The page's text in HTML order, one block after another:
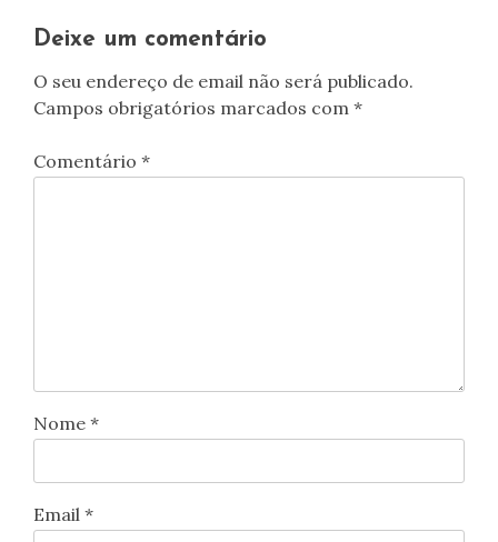
artigos
Deixe um comentário
O seu endereço de email não será publicado.
Campos obrigatórios marcados com *
Comentário *
Nome *
Email *